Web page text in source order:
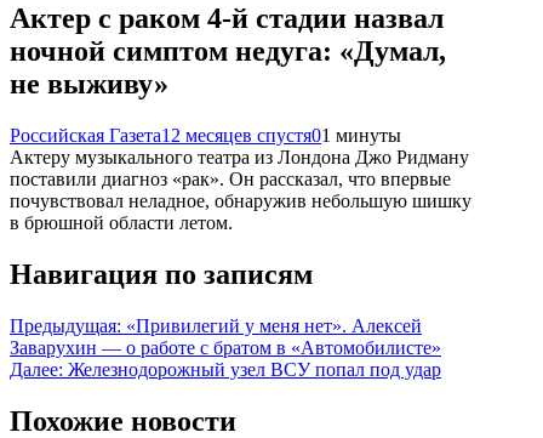
Актер с раком 4-й стадии назвал
ночной симптом недуга: «Думал,
не выживу»
Российская Газета12 месяцев спустя01 минуты
Актеру музыкального театра из Лондона Джо Ридману
поставили диагноз «рак». Он рассказал, что впервые
почувствовал неладное, обнаружив небольшую шишку
в брюшной области летом.
Навигация по записям
Предыдущая: «Привилегий у меня нет». Алексей
Заварухин — о работе с братом в «Автомобилисте»
Далее: Железнодорожный узел ВСУ попал под удар
Похожие новости